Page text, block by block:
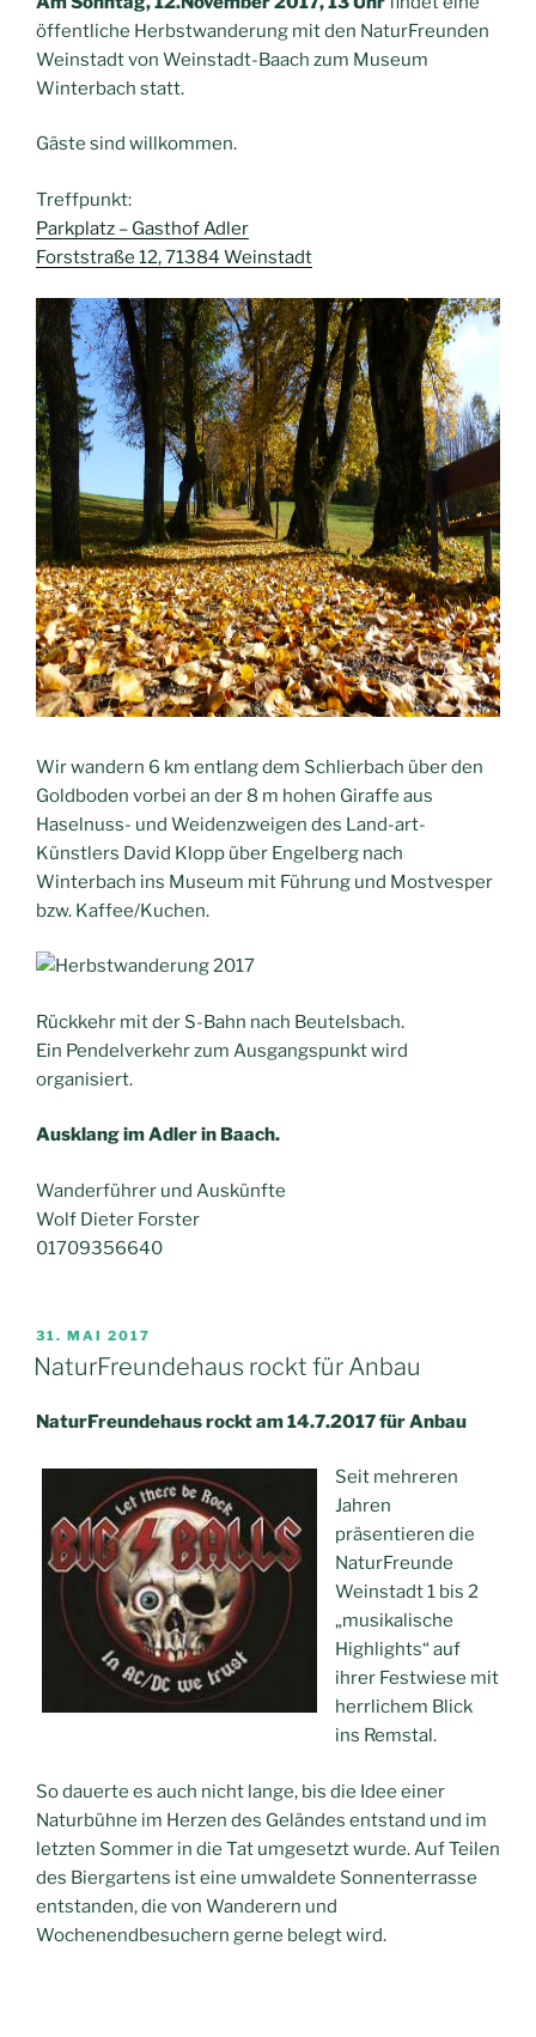
öffentliche Herbstwanderung mit den NaturFreunden
Weinstadt von Weinstadt-Baach zum Museum
Winterbach statt.
Gäste sind willkommen.
Treffpunkt:
Parkplatz – Gasthof Adler
Forststraße 12, 71384 Weinstadt
Wir wandern 6 km entlang dem Schlierbach über den
Goldboden vorbei an der 8 m hohen Giraffe aus
Haselnuss- und Weidenzweigen des Land-art-
Künstlers David Klopp über Engelberg nach
Winterbach ins Museum mit Führung und Mostvesper
bzw. Kaffee/Kuchen.
Rückkehr mit der S-Bahn nach Beutelsbach.
Ein Pendelverkehr zum Ausgangspunkt wird
organisiert.
Ausklang im Adler in Baach.
Wanderführer und Auskünfte
Wolf Dieter Forster
01709356640
VERÖFFENTLICHT
AM
31. MAI 2017
NaturFreundehaus rockt für Anbau
NaturFreundehaus rockt am 14.7.2017 für Anbau
Seit mehreren
Jahren
präsentieren die
NaturFreunde
Weinstadt 1 bis 2
„musikalische
Highlights“ auf
ihrer Festwiese mit
herrlichem Blick
ins Remstal.
So dauerte es auch nicht lange, bis die Idee einer
Naturbühne im Herzen des Geländes entstand und im
letzten Sommer in die Tat umgesetzt wurde. Auf Teilen
des Biergartens ist eine umwaldete Sonnenterrasse
entstanden, die von Wanderern und
Wochenendbesuchern gerne belegt wird.